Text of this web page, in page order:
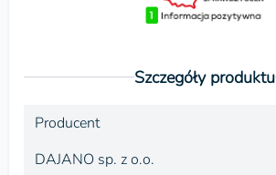
Szczegóły produktu
Producent
DAJANO sp. z o.o.